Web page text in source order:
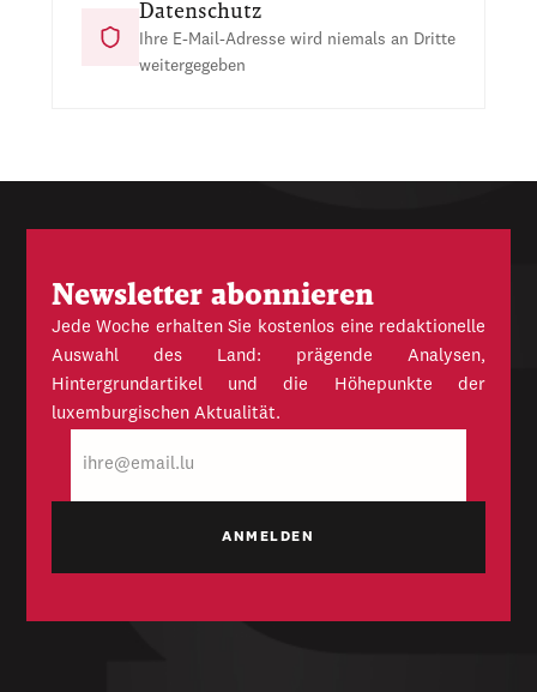
Datenschutz
Ihre E-Mail-Adresse wird niemals an Dritte
weitergegeben
Newsletter abonnieren
Jede Woche erhalten Sie kostenlos eine redaktionelle
Auswahl des Land: prägende Analysen,
Hintergrundartikel und die Höhepunkte der
luxemburgischen Aktualität.
Mail